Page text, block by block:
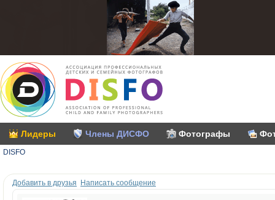
Лидеры Члены ДИСФО Фотографы
DISFO
Добавить в друзья Написать сообщение